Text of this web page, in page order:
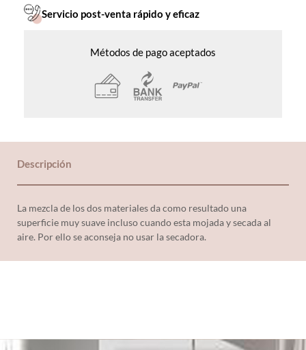
Servicio post-venta rápido y eficaz
Métodos de pago aceptados
Descripción
La mezcla de los dos materiales da como resultado una
superficie muy suave incluso cuando esta mojada y secada al
aire. Por ello se aconseja no usar la secadora.